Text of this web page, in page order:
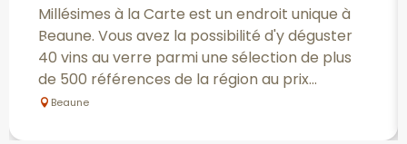
Millésimes à la Carte est un endroit unique à
Beaune. Vous avez la possibilité d'y déguster
40 vins au verre parmi une sélection de plus
de 500 références de la région au prix...
Beaune